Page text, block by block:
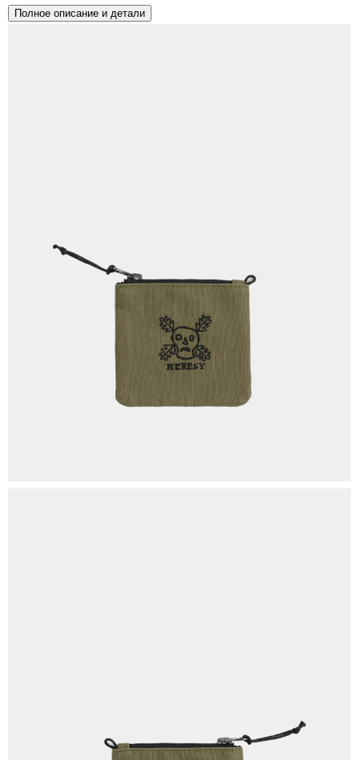
Полное описание и детали